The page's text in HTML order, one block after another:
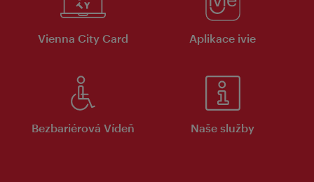
Vienna City Card Aplikace ivie
Bezbariérová Vídeň Naše služby